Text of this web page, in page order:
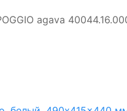
agava